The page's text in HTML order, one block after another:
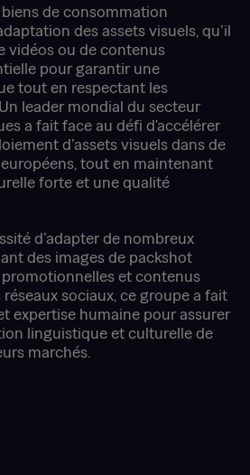
de consommation
des assets visuels, qu’il
vidéos ou de contenus
pour garantir une
tout en respectant les
leader mondial du secteur
a fait face au défi d'accélérer
d’assets visuels dans de
tout en maintenant
forte et une qualité
d’adapter de nombreux
des images de packshot
et contenus
sociaux, ce groupe a fait
expertise humaine pour assurer
linguistique et culturelle de
marchés.